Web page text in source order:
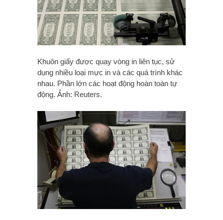
Khuôn giấy được quay vòng in liên tục, sử
dụng nhiều loại mực in và các quá trình khác
nhau. Phần lớn các hoạt động hoàn toàn tự
động. Ảnh: Reuters.